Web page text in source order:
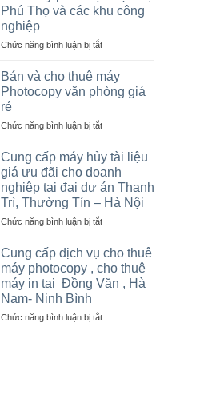
máy
photocopy
Hà
giá
rẻ
cho
thầu
vận
động
olympic
ở
thanh
trì
thường
tín
Phú Thọ và các khu công
nghiệp
Chức năng bình luận bị tắtở
máy
photo
tại
Trì,
Thọ
và
các
khu
công
nghiệp
Bán và cho thuê máy
Photocopy văn phòng giá
rẻ
Chức năng bình luận bị tắtở
cho
thuê
máy
Photocopy
văn
giá
rẻ
Cung cấp máy hủy tài liệu
giá ưu đãi cho doanh
nghiệp tại đại dự án Thanh
Trì, Thường Tín – Hà Nội
Chức năng bình luận bị tắtở
cấp
máy
hủy
tài
giá
Cung cấp dịch vụ cho thuê
máy photocopy , cho thuê
máy in tại Đồng Văn , Hà
Nam- Ninh Bình
Chức năng bình luận bị tắtở